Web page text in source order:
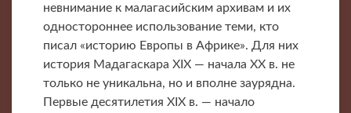
невнимание к малагасийским архивам и их
одностороннее использование теми, кто
писал «историю Европы в Африке». Для них
история Мадагаскара XIX — начала XX в. не
только не уникальна, но и вполне заурядна.
Первые десятилетия XIX в. — начало